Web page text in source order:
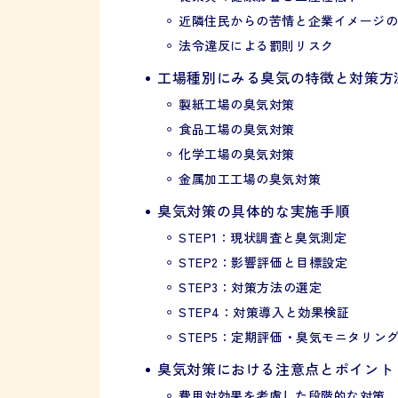
近隣住民からの苦情と企業イメージ
法令違反による罰則リスク
工場種別にみる臭気の特徴と対策方
製紙工場の臭気対策
食品工場の臭気対策
化学工場の臭気対策
金属加工工場の臭気対策
臭気対策の具体的な実施手順
STEP1：現状調査と臭気測定
STEP2：影響評価と目標設定
STEP3：対策方法の選定
STEP4：対策導入と効果検証
STEP5：定期評価・臭気モニタリング
臭気対策における注意点とポイント